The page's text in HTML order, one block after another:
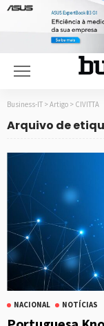
Business-IT > Artigo > CIVITTA
Arquivo de
NACIONAL NOTÍCIAS